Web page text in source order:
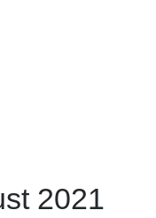
2021